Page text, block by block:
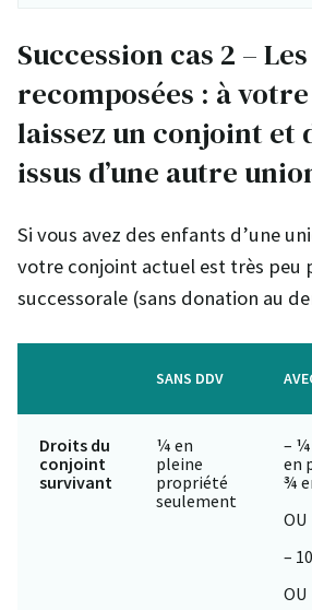
Succession cas 2 –
recomposées : à
laissez un conjoint et
issus d’une autre
Si vous avez des enfants d’une
votre conjoint actuel est très peu
successorale (sans donation au
SANS DDV
Droits du
conjoint
survivant
¼ en
pleine
propriété
seulement
– ¼
en
¾
OU
–
OU